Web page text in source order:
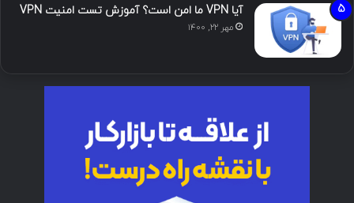
آیا VPN ما امن است؟ آموزش تست امنیت VPN
مهر ۲۲, ۱۴۰۰